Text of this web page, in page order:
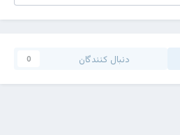
دنبال کنندگان 0